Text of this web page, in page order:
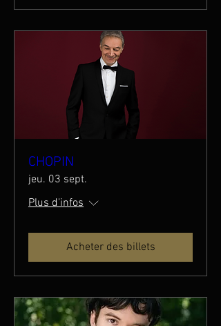
CHOPIN
jeu. 03 sept.
Plus d'infos
Acheter des billets